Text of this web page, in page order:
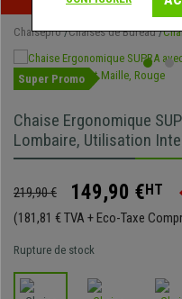
Chaisepro Chaises de Bureau
Super Promo
Chaise Ergonomique
Lombaire, Utilisation
219,90 € 149,90 €HT
(181,81 € TVA + Eco-Taxe
Rupture de stock